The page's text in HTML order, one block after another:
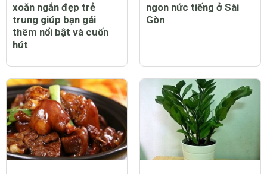
xoăn ngắn đẹp trẻ
trung giúp bạn gái
thêm nổi bật và cuốn
hút
ngon nức tiếng ở Sài
Gòn